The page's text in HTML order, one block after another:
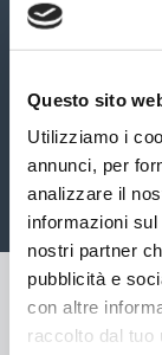
Questo sito
Utilizziamo i
annunci, per
analizzare il
informazioni
nostri partner
pubblicità e
con altre
raccolto dal tuo